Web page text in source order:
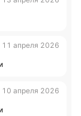
11 апреля 2026
10 апреля 2026